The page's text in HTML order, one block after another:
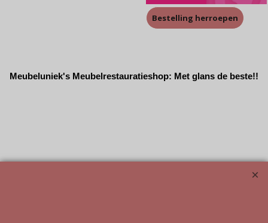
Bestelling herroepen
Meubeluniek's Meubelrestauratieshop: Met glans de beste!!